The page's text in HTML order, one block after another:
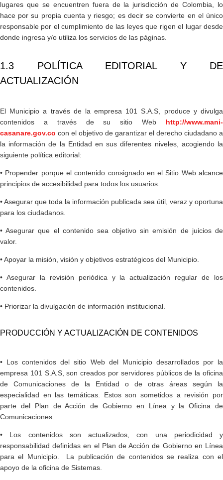
lugares que se encuentren fuera de la jurisdicción de Colombia, lo
hace por su propia cuenta y riesgo; es decir se convierte en el único
responsable por el cumplimiento de las leyes que rigen el lugar desde
donde ingresa y/o utiliza los servicios de las páginas.
1.3 POLÍTICA EDITORIAL Y DE
ACTUALIZACIÓN
El Municipio a través de la empresa 101 S.A.S, produce y divulga
contenidos a través de su sitio Web http://www.mani-
casanare.gov.co​​ con el objetivo de garantizar el derecho ciudadano a
la información de la Entidad en sus diferentes niveles, acogiendo la
siguiente política editorial:
• Propender porque el contenido consignado en el Sitio Web alcance
principios de accesibilidad para todos los usuarios.
• Asegurar que toda la información publicada sea útil, veraz y oportuna
para los ciudadanos.
• Asegurar que el contenido sea objetivo sin emisión de juicios de
valor.
• Apoyar la misión, visión y objetivos estratégicos del Municipio.
• Asegurar la revisión periódica y la actualización regular de los
contenidos.
• Priorizar la divulgación de información institucional.
PRODUCCIÓN Y ACTUALIZ​ACIÓN DE CONTENIDOS
• Los contenidos del sitio Web del Municipio desarrollados por la
empresa 101 S.A.S, son creados por servidores públicos de la oficina
de Comunicaciones de la Entidad o de otras áreas según la
especialidad en las temáticas. Estos son sometidos a revisión por
parte del Plan de Acción de Gobierno en Línea y la Oficina de
Comunicaciones.
• Los contenidos son actualizados, con una periodicidad y
responsabilidad definidas en el Plan de Acción de Gobierno en Línea
para el Municipio. La publicación de contenidos se realiza con el
apoyo de la oficina de Sistemas.